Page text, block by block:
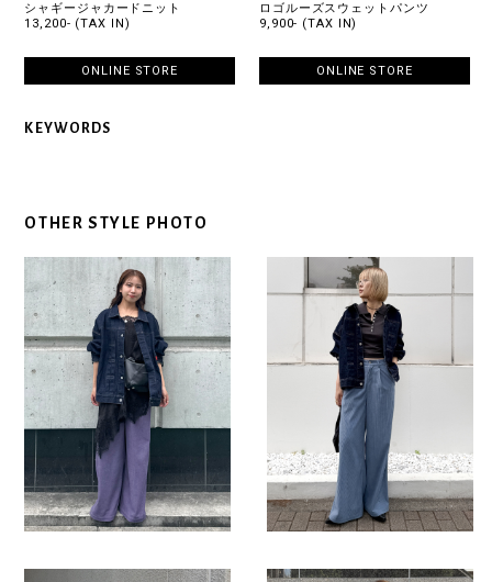
シャギージャカードニット
13,200- (TAX IN)
ONLINE STORE
ロゴルーズスウェットパンツ
9,900- (TAX IN)
ONLINE STORE
KEYWORDS
OTHER STYLE PHOTO